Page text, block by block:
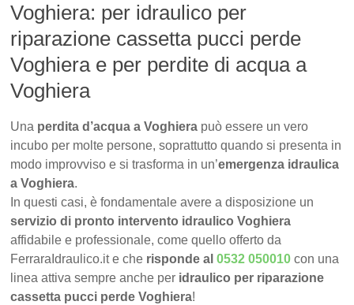
Voghiera: per idraulico per
riparazione cassetta pucci perde
Voghiera e per perdite di acqua a
Voghiera
Una perdita d’acqua a Voghiera può essere un vero
incubo per molte persone, soprattutto quando si presenta in
modo improvviso e si trasforma in un’emergenza idraulica
a Voghiera.
In questi casi, è fondamentale avere a disposizione un
servizio di pronto intervento idraulico Voghiera
affidabile e professionale, come quello offerto da
FerraraIdraulico.it e che risponde al0532 050010 con una
linea attiva sempre anche per idraulico per riparazione
cassetta pucci perde Voghiera!